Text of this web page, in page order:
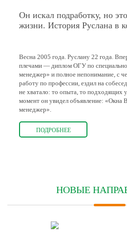
Он искал подработку, но
жизни. История Руслана в
Весна 2005 года. Руслану 22 года.
плечами — диплом ОГУ по
менеджер» и полное непонимание, с
работу по профессии, ездил на
не хватало: то опыта, то подходящих
момент он увидел объявление: «Окна
менеджер».
ПОДРОБНЕЕ
НОВЫЕ